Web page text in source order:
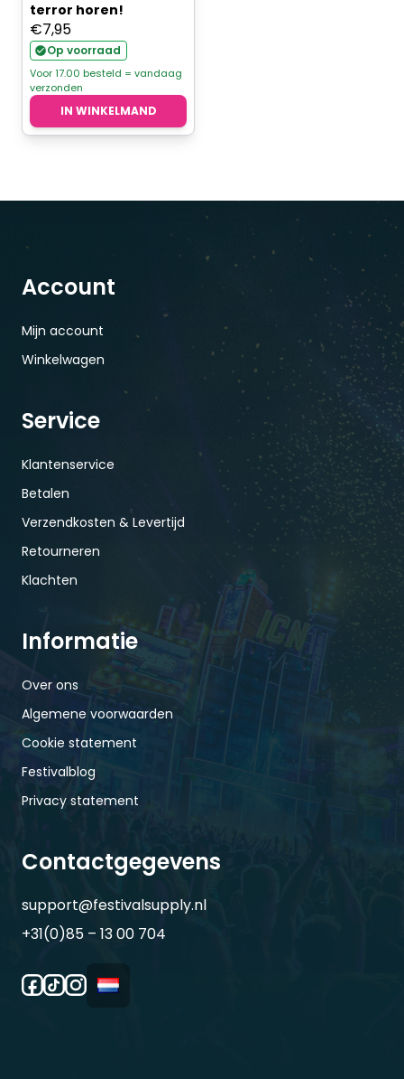
terror horen!
€7,95
Op voorraad
Voor 17.00 besteld = vandaag
verzonden
IN WINKELMAND
Account
Mijn account
Winkelwagen
Service
Klantenservice
Betalen
Verzendkosten & Levertijd
Retourneren
Klachten
Informatie
Over ons
Algemene voorwaarden
Cookie statement
Festivalblog
Privacy statement
Contactgegevens
support@festivalsupply.nl
+31(0)85 – 13 00 704